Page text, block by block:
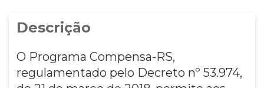
Descrição
O Programa Compensa-RS,
regulamentado pelo Decreto nº 53.974,